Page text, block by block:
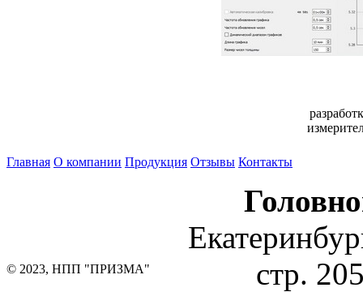
Главная О компании Продукция Отзывы Контакты
© 2023, НПП "ПРИЗМА"
стр.